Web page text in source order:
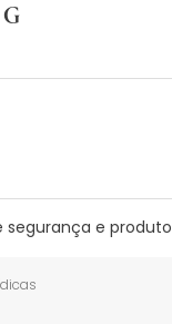
segurança e
visual